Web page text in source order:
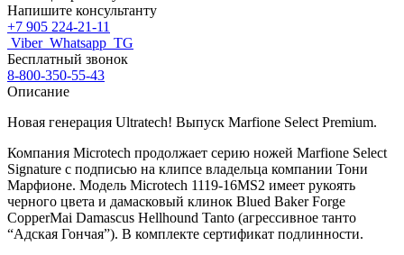
Напишите консультанту
+7 905 224-21-11
Viber Whatsapp TG
Бесплатный звонок
8-800-350-55-43
Описание
Новая генерация Ultratech! Выпуск Marfione Select Premium.
Компания Microtech продолжает серию ножей Marfione Select
Signature с подписью на клипсе владельца компании Тони
Марфионе. Модель Microtech 1119-16MS2 имеет рукоять
черного цвета и дамасковый клинок Blued Baker Forge
CopperMai Damascus Hellhound Tanto (агрессивное танто
“Адская Гончая”). В комплекте сертификат подлинности.